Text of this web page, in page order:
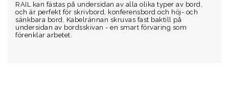
RAIL kan fästas på undersidan av alla olika typer av bord,
och är perfekt för skrivbord, konferensbord och höj- och
sänkbara bord. Kabelrännan skruvas fast baktill på
undersidan av bordsskivan - en smart förvaring som
förenklar arbetet.